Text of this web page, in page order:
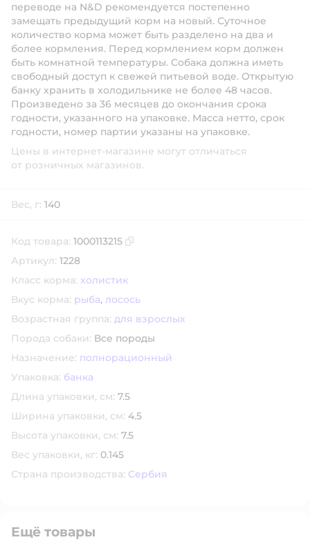
переводе на N&D рекомендуется постепенно
замещать предыдущий корм на новый. Суточное
количество корма может быть разделено на два и
более кормления. Перед кормлением корм должен
быть комнатной температуры. Собака должна иметь
свободный доступ к свежей питьевой воде. Открытую
банку хранить в холодильнике не более 48 часов.
Произведено за 36 месяцев до окончания срока
годности, указанного на упаковке. Масса нетто, срок
годности, номер партии указаны на упаковке.
Цены в интернет-магазине могут отличаться
от розничных магазинов.
Вес, г: 140
Код товара: 1000113215
Артикул: 1228
Класс корма: холистик
Вкус корма: рыба, лосось
Возрастная группа: для взрослых
Порода собаки: Все породы
Назначение: полнорационный
Упаковка: банка
Длина упаковки, см: 7.5
Ширина упаковки, см: 4.5
Высота упаковки, см: 7.5
Вес упаковки, кг: 0.145
Страна производства: Сербия
Ещё товары